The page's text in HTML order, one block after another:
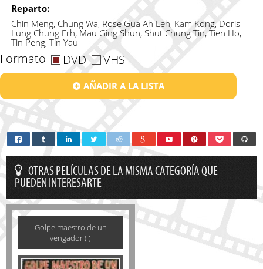
Reparto:
Chin Meng, Chung Wa, Rose Gua Ah Leh, Kam Kong, Doris
Lung Chung Erh, Mau Ging Shun, Shut Chung Tin, Tien Ho,
Tin Peng, Tin Yau
Formato DVD VHS
AÑADIR A LA LISTA
OTRAS PELÍCULAS DE LA MISMA CATEGORÍA QUE
PUEDEN INTERESARTE
Golpe maestro de un
vengador ( )